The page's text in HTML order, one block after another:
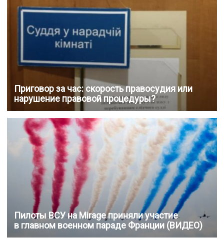
Приговор за час: скорость правосудия или
нарушение правовой процедуры?
Пилоты ВСУ на Mirage приняли участие
в главном военном параде Франции (ВИДЕО)